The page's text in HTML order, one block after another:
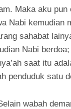
Maka aku pun
Nabi kemudian
sahabat
Nabi
saat itu
penduduk satu
wabah